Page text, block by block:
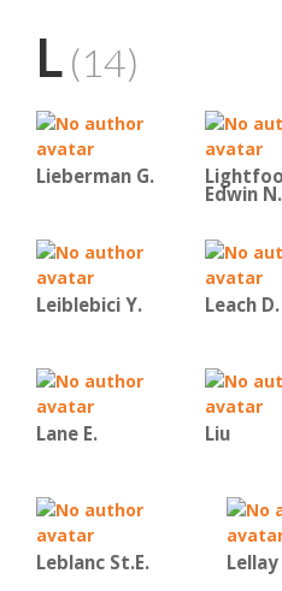
L (14)
Lieberman G.
Edwin N.
Leiblebici Y. Leach D.
Lane E. Liu
Leblanc St.E. Lellay